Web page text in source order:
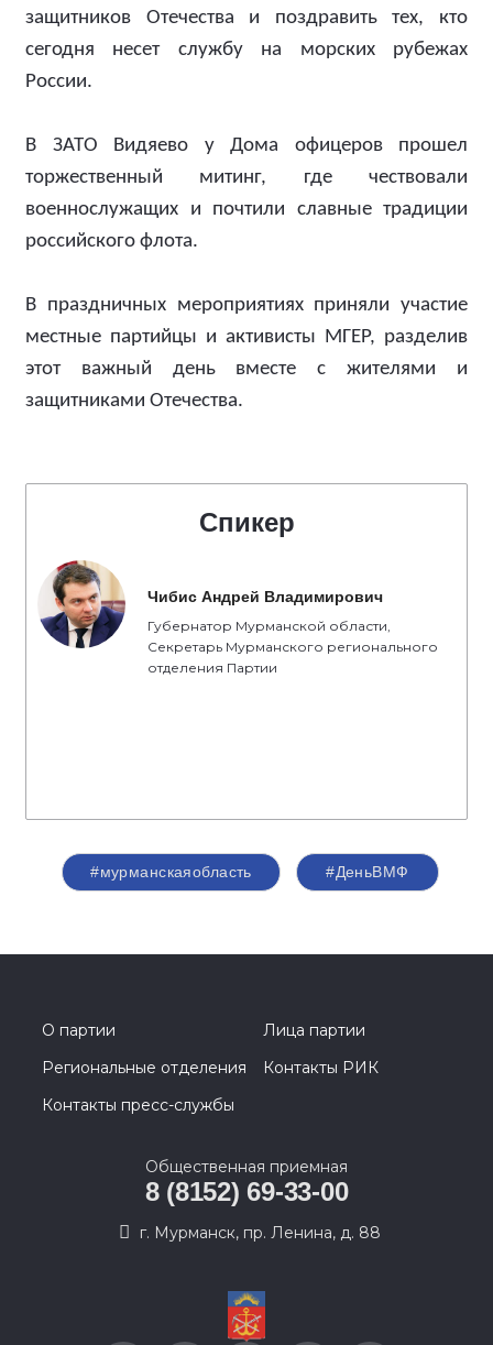
защитников Отечества и поздравить тех, кто
сегодня несет службу на морских рубежах
России.
В ЗАТО Видяево у Дома офицеров прошел
торжественный митинг, где чествовали
военнослужащих и почтили славные традиции
российского флота.
В праздничных мероприятиях приняли участие
местные партийцы и активисты МГЕР, разделив
этот важный день вместе с жителями и
защитниками Отечества.
Спикер
Чибис Андрей Владимирович
Губернатор Мурманской области,
Секретарь Мурманского регионального
отделения Партии
#мурманскаяобласть #ДеньВМФ
О партии
Лица партии
Региональные отделения
Контакты РИК
Контакты пресс-службы
Общественная приемная
8 (8152) 69-33-00
г. Мурманск, пр. Ленина, д. 88